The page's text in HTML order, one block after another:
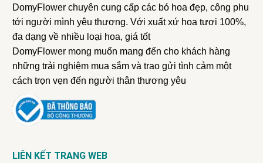
DomyFlower chuyên cung cấp các bó hoa đẹp, công phu
tới người mình yêu thương. Với xuất xứ hoa tươi 100%,
đa dạng về nhiều loại hoa, giá tốt
DomyFlower mong muốn mang đến cho khách hàng
những trải nghiệm mua sắm và trao gửi tình cảm một
cách trọn vẹn đến người thân thương yêu
LIÊN KẾT TRANG WEB